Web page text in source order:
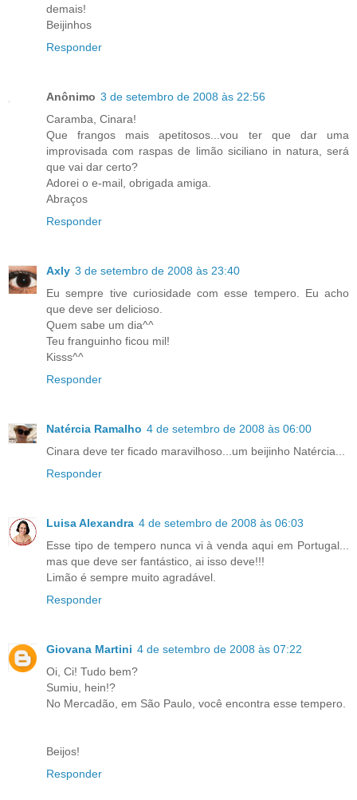
demais!
Beijinhos
Responder
Anônimo 3 de setembro de 2008 às 22:56
Caramba, Cinara!
Que frangos mais apetitosos...vou ter que dar uma
improvisada com raspas de limão siciliano in natura, será
que vai dar certo?
Adorei o e-mail, obrigada amiga.
Abraços
Responder
Axly 3 de setembro de 2008 às 23:40
Eu sempre tive curiosidade com esse tempero. Eu acho
que deve ser delicioso.
Quem sabe um dia^^
Teu franguinho ficou mil!
Kisss^^
Responder
Natércia Ramalho 4 de setembro de 2008 às 06:00
Cinara deve ter ficado maravilhoso...um beijinho Natércia...
Responder
Luisa Alexandra 4 de setembro de 2008 às 06:03
Esse tipo de tempero nunca vi à venda aqui em Portugal...
mas que deve ser fantástico, ai isso deve!!!
Limão é sempre muito agradável.
Responder
Giovana Martini 4 de setembro de 2008 às 07:22
Oi, Ci! Tudo bem?
Sumiu, hein!?
No Mercadão, em São Paulo, você encontra esse tempero.
Beijos!
Responder